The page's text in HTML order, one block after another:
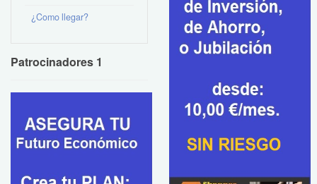
¿Como llegar?
Patrocinadores 1